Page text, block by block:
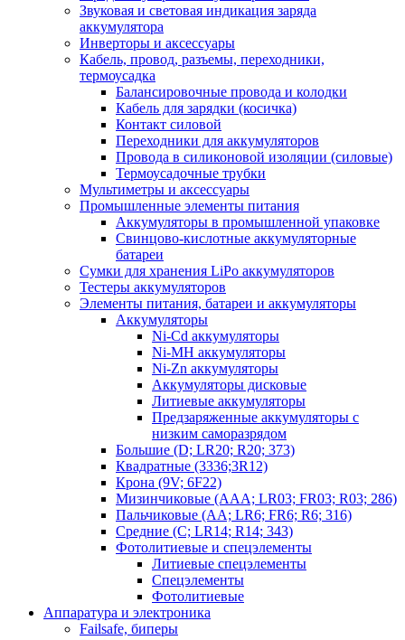
Звуковая и световая индикация заряда
аккумулятора
Инверторы и аксессуары
Кабель, провод, разъемы, переходники,
термоусадка
Балансировочные провода и колодки
Кабель для зарядки (косичка)
Контакт силовой
Переходники для аккумуляторов
Провода в силиконовой изоляции (силовые)
Термоусадочные трубки
Мультиметры и аксессуары
Промышленные элементы питания
Аккумуляторы в промышленной упаковке
Свинцово-кислотные аккумуляторные
батареи
Сумки для хранения LiPo аккумуляторов
Тестеры аккумуляторов
Элементы питания, батареи и аккумуляторы
Аккумуляторы
Ni-Cd аккумуляторы
Ni-MH аккумуляторы
Ni-Zn аккумуляторы
Аккумуляторы дисковые
Литиевые аккумуляторы
Предзаряженные аккумуляторы с
низким саморазрядом
Большие (D; LR20; R20; 373)
Квадратные (3336;3R12)
Крона (9V; 6F22)
Мизинчиковые (AAA; LR03; FR03; R03; 286)
Пальчиковые (AA; LR6; FR6; R6; 316)
Средние (C; LR14; R14; 343)
Фотолитиевые и спецэлементы
Литиевые спецэлементы
Спецэлементы
Фотолитиевые
Аппаратура и электроника
Failsafe, биперы